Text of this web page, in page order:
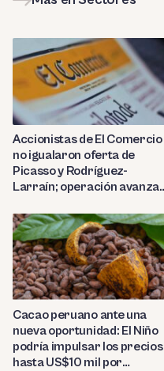
Accionistas de El Comercio
no igualaron oferta de
Picasso y Rodríguez-
Larraín; operación avanza
Cacao peruano ante una
nueva oportunidad: El Niño
podría impulsar los precios
hasta US$10 mil por